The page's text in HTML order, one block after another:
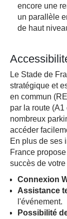
encore une
un parallèle
de haut
Le Stade de
stratégique et
en commun
par la route
nombreux
accéder
En plus de ses
France
succès de
Connexion
Assistance
l'événement.
Possibilité